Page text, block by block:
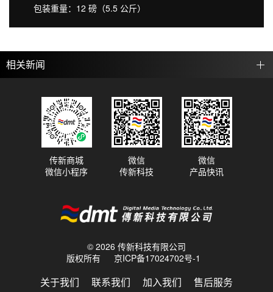
包装重量：12 磅（5.5 公斤）
相关新闻
© 2026 传新科技有限公司
版权所有
京ICP备17024702号-1
关于我们 联系我们 加入我们 售后服务
传新商城
微信小程序
微信
传新科技
微信
产品快讯